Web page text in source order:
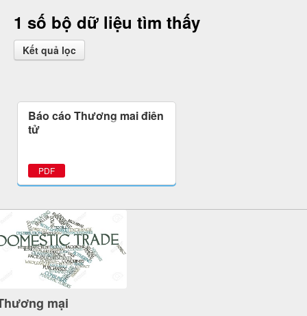
1 số bộ dữ liệu tìm thấy
Kết quả lọc
Báo cáo Thương mại điện
tử
PDF
mại